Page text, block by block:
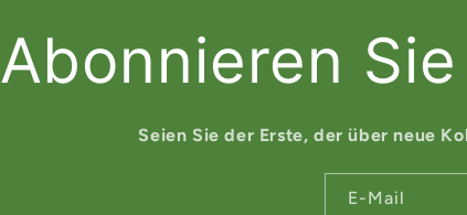
Abonnieren
Seien Sie der Erste, der über neue
E-Mail